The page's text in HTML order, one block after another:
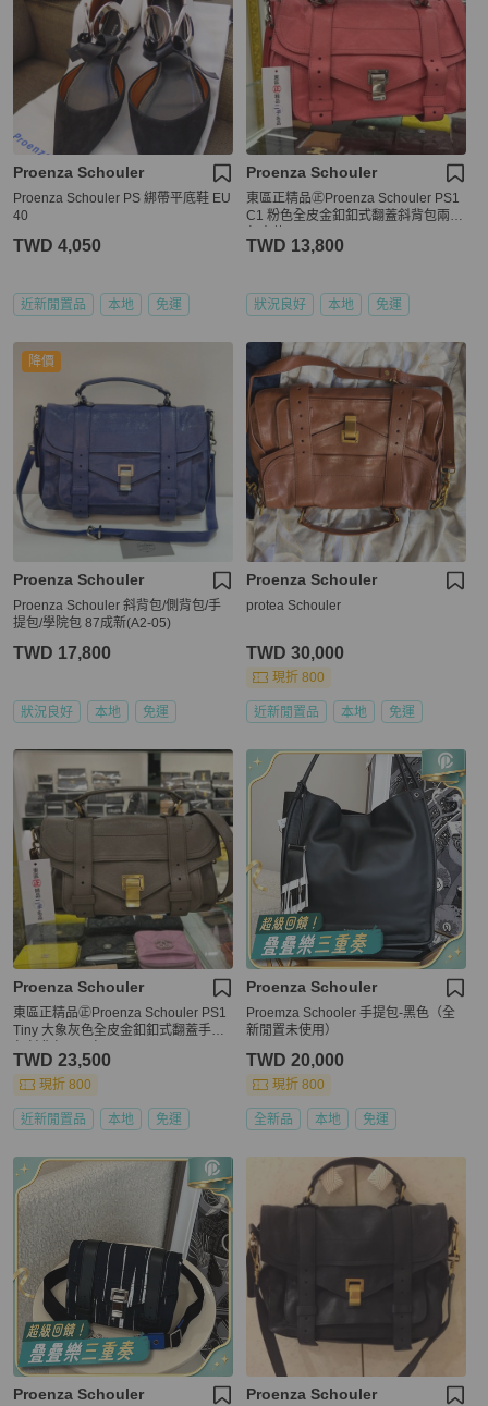
Proenza Schouler
Proenza Schouler PS 綁帶平底鞋 EU
40
TWD 4,050
近新閒置品 本地 免運
Proenza Schouler
東區正精品㊣Proenza Schouler PS1
C1 粉色全皮金釦釦式翻蓋斜背包兩用
TWD 13,800
狀況良好 本地 免運
降價
Proenza Schouler
Proenza Schouler 斜背包/側背包/手
提包/學院包 87成新(A2-05)
TWD 17,800
狀況良好 本地 免運
Proenza Schouler
protea Schouler
TWD 30,000
現折 800
近新閒置品 本地 免運
Proenza Schouler
東區正精品㊣Proenza Schouler PS1
Tiny 大象灰色全皮金釦釦式翻蓋手提
TWD 23,500
現折 800
近新閒置品 本地 免運
Proenza Schouler
Proemza Schooler 手提包-黑色（全
新閒置未使用）
TWD 20,000
現折 800
全新品 本地 免運
Proenza Schouler Proenza Schouler